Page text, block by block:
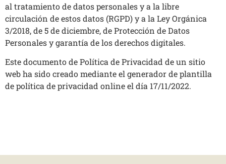
al tratamiento de datos personales y a la libre
circulación de estos datos (RGPD) y a la Ley Orgánica
3/2018, de 5 de diciembre, de Protección de Datos
Personales y garantía de los derechos digitales.
Este documento de Política de Privacidad de un sitio
web ha sido creado mediante el generador de plantilla
de política de privacidad online el día 17/11/2022.